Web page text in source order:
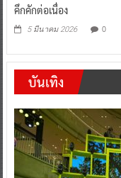
คึกคักต่อเนื่อง
5 มีนาคม 2026 0
บันเทิง